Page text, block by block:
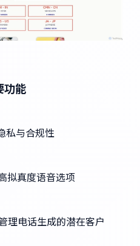
能
私与合规性
拟真度语音选项
理电话生成的潜在客户